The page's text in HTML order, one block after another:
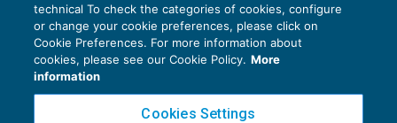
CRESCITA PROFESSIONALE
Deal Language for Accountants:
Valuation, Due Diligence, and the
Numbers Behind the Transaction
30 Luglio 2026
technical To check the categories of cookies, configure
or change your cookie preferences, please click on
Cookie Preferences. For more information about
cookies, please see our Cookie Policy. More
information
Cookies Settings